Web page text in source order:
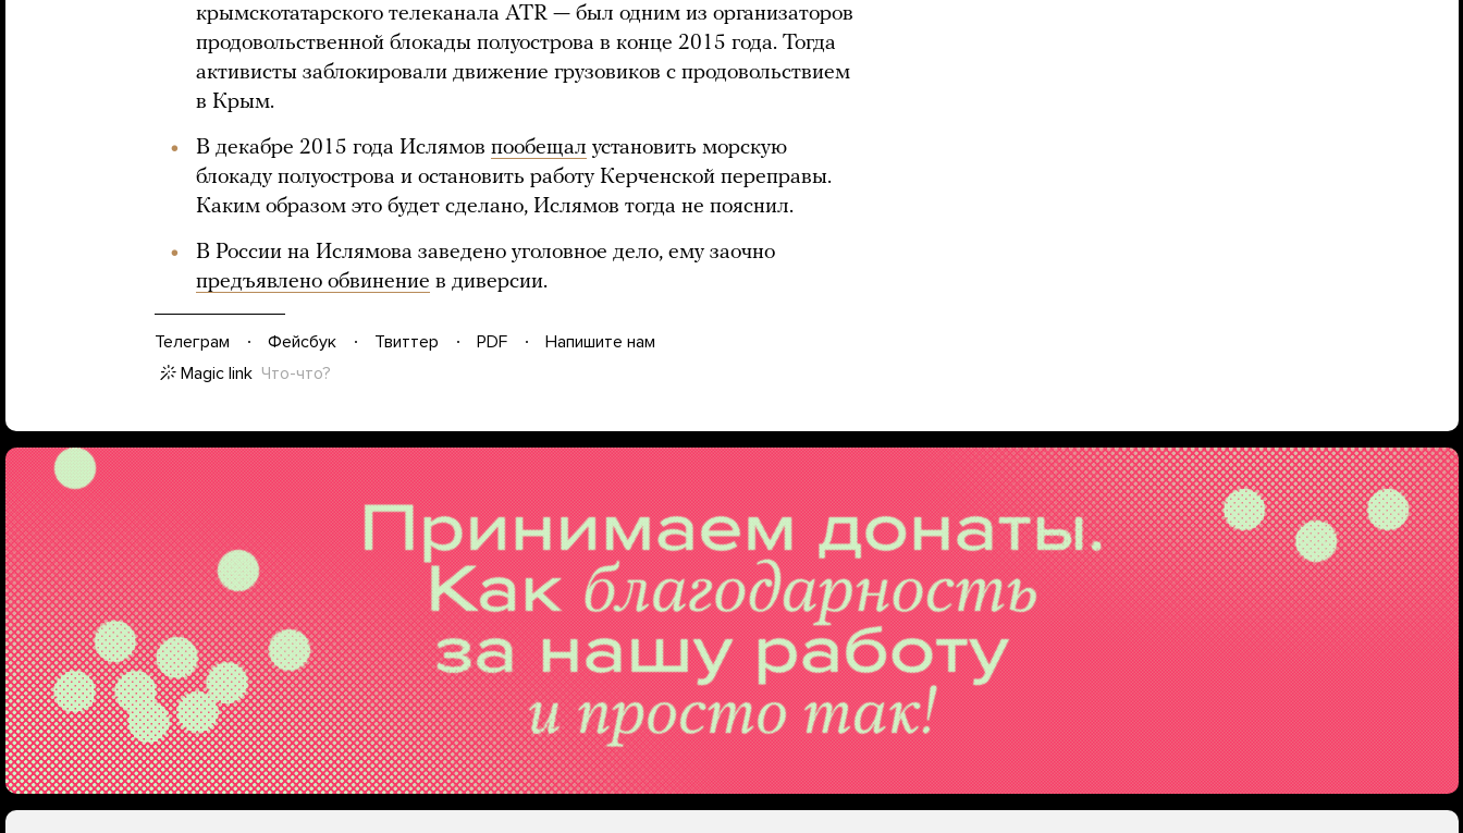
крымскотатарского телеканала ATR — был одним из организаторов
продовольственной блокады полуострова в конце 2015 года. Тогда
активисты заблокировали движение грузовиков с продовольствием
в Крым.
В декабре 2015 года Ислямов пообещал установить морскую
блокаду полуострова и остановить работу Керченской переправы.
Каким образом это будет сделано, Ислямов тогда не пояснил.
В России на Ислямова заведено уголовное дело, ему заочно
предъявлено обвинение в диверсии.
Телеграм Фейсбук Твиттер PDF
Напишите нам
Magic link Что-что?